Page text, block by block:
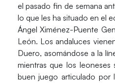
el pasado fin de semana
lo que les ha situado en el
Ángel Ximénez-Puente
León. Los andaluces
Duero, asomándose a la
mientras que los
buen juego articulado por